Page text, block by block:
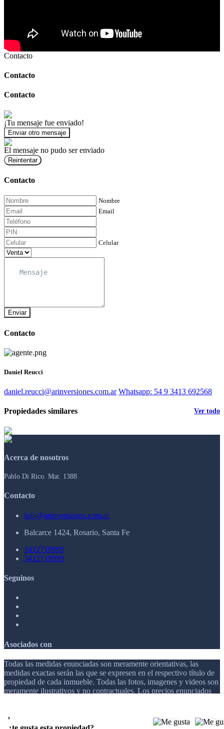
,
Contacto
Contacto
Contacto
¡Tu mensaje fue enviado!
Enviar otro mensaje
El mensaje no pudo ser enviado
Reintentar
Contacto
Nombre
Email
Celular
Enviar
Contacto
Daniel Reucci
daniel.reucci@arinversiones.com.ar Whatsapp: 54 9 3413 692568
Propiedades similares Ver todo
Acerca de nosotros
Pablo Di Rico. Mat. 1388
Contacto
info@arinversiones.com.ar
Balcarce 1424, Rosario, Santa Fe
3412719999
3412719999
Seguinos
Asociados con
Todas las medidas enunciadas son meramente orientativas, las
medidas exactas serán las que se expresen en el respectivo título de
propiedad de cada inmueble. Todas las fotos, imagenes y videos son
meramente ilustrativos y no contractuales. Los precios enunciados
© 2026 AR INVERSIONES.